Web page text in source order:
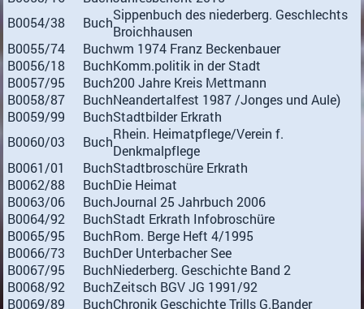
B0054/38
BuchSippenbuch des niederberg. Geschlechts
Broichhausen
B0055/74
Buchwm 1974 Franz Beckenbauer
B0056/18
BuchKomm.politik in der Stadt
B0057/95
Buch200 Jahre Kreis Mettmann
B0058/87
BuchNeandertalfest 1987 /Jonges und Aule)
B0059/99
BuchStadtbilder Erkrath
B0060/03
BuchRhein. Heimatpflege/Verein f.
Denkmalpflege
B0061/01
BuchStadtbroschüre Erkrath
B0062/88
BuchDie Heimat
B0063/06
BuchJournal 25 Jahrbuch 2006
B0064/92
BuchStadt Erkrath Infobroschüre
B0065/95
BuchRom. Berge Heft 4/1995
B0066/73
BuchDer Unterbacher See
B0067/95
BuchNiederberg. Geschichte Band 2
B0068/92
BuchZeitsch BGV JG 1991/92
B0069/89
BuchChronik Geschichte Trills G.Bander